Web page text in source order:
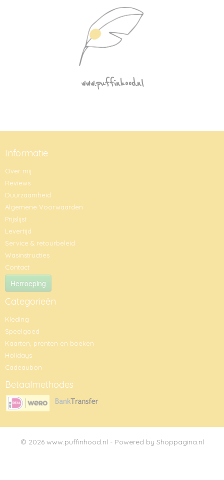
www.puffinhood.nl
Informatie
Over mij
Reviews
Duurzaamheid
Algemene Voorwaarden
Prijslijst
Levertijd
Service & retourbeleid
Wasinstructies
Contact
Herroeping
Categorieën
Kleding
Speelgoed
Kaarten, prenten en boeken
Holidays
Cadeaubon
Betaalmethodes
© 2026 www.puffinhood.nl - Powered by Shoppagina.nl